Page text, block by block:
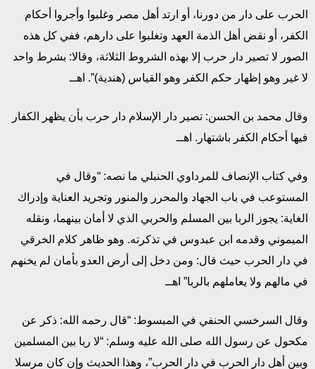
الحرب على دار من دورنا، أو ارتد أهل مصر وغلبوا وأجروا أحكام
الكفر، أو نقض أهل الذمة العهد وتغلبوا على دارهم، ففي كل هذه
الصور لا تصير دار حرب إلا بهذه الشروط الثلاثة، وقالا: بشرط واحد
لا غير وهو إظهار حكم الكفر وهو القياس (هندية)”. اهــ
وقال محمد بن الحسن: تصير دار الإسلام دار حرب بأن يظهر الكفار
فيها أحكام الكفر باشتهار. اهــ
وفي كتاب الإنصاف للمرداوي الحنبلي ما نصه: “وقال في
المستوعب في باب الجهاد والمحرر والمنور وتجريد العناية وإدراك
الغاية: يجوز الربا بين المسلم والحربي الذي لا أمان بينهما، ونقله
الميموني وقدمه ابن عبدوس في تذكرته. وهو ظاهر كلام الخرقي
في دار الحرب حيث قال: ومن دخل إلى أرض العدو بأمان لم يخنهم
في مالهم ولا يعاملهم بالربا” اهــ
وقال السرخسي الحنفي في المبسوط: “قال رحمه الله: ذكر عن
مكحول عن رسول الله صلى الله عليه وسلم: “لا ربا بين المسلمين
وبين أهل دار الحرب في دار الحرب”، وهذا الحديث وإن كان مرسلا